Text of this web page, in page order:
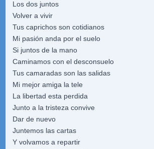
Los dos juntos
Volver a vivir
Tus caprichos son cotidianos
Mi pasión anda por el suelo
Si juntos de la mano
Caminamos con el desconsuelo
Tus camaradas son las salidas
Mi mejor amiga la tele
La libertad esta perdida
Junto a la tristeza convive
Dar de nuevo
Juntemos las cartas
Y volvamos a repartir